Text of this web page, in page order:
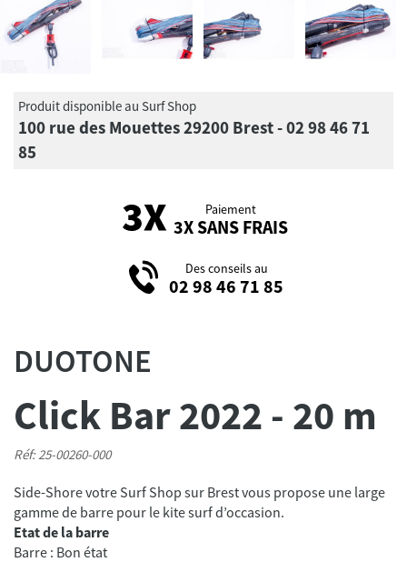
Produit disponible au Surf Shop
100 rue des Mouettes 29200 Brest - 02 98 46 71
85
Paiement
3X SANS FRAIS
Des conseils au
02 98 46 71 85
DUOTONE
Click Bar 2022 - 20 m
Réf: 25-00260-000
Side-Shore votre Surf Shop sur Brest vous propose une large
Etat de la barre
Barre : Bon état